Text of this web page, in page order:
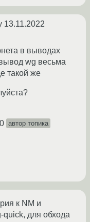
13.11.2022
в выводах
wg весьма
такой же
автор топика
к NM и
quick, для обхода